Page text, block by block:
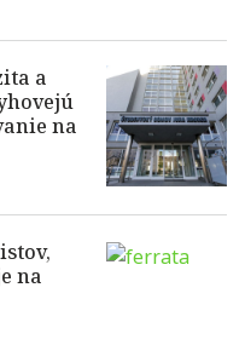
a
na
na